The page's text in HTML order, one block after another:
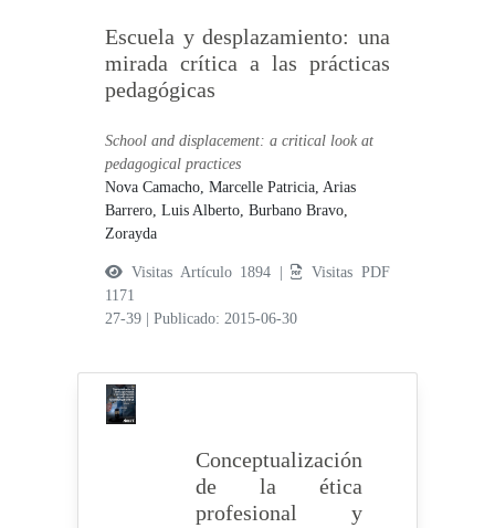
Escuela y desplazamiento: una
mirada crítica a las prácticas
pedagógicas
School and displacement: a critical look at
pedagogical practices
Nova Camacho, Marcelle Patricia,Arias
Barrero, Luis Alberto,Burbano Bravo,
Zorayda
Visitas Artículo 1894 |
Visitas PDF
1171
27-39
|Publicado: 2015-06-30
Conceptualización
de la ética
profesional y